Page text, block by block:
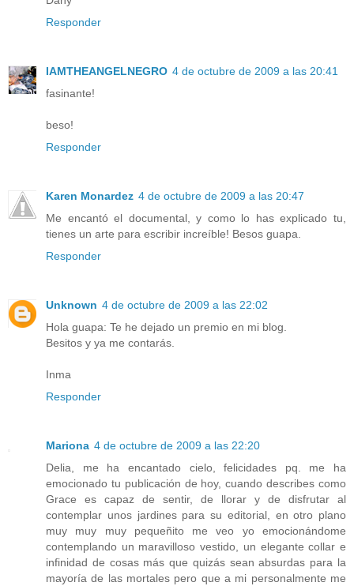
Responder
IAMTHEANGELNEGRO 4 de octubre de 2009 a las 20:41
fasinante!
beso!
Responder
Karen Monardez 4 de octubre de 2009 a las 20:47
Me encantó el documental, y como lo has explicado tu,
tienes un arte para escribir increíble! Besos guapa.
Responder
Unknown 4 de octubre de 2009 a las 22:02
Hola guapa: Te he dejado un premio en mi blog.
Besitos y ya me contarás.
Inma
Responder
Mariona 4 de octubre de 2009 a las 22:20
Delia, me ha encantado cielo, felicidades pq. me ha
emocionado tu publicación de hoy, cuando describes como
Grace es capaz de sentir, de llorar y de disfrutar al
contemplar unos jardines para su editorial, en otro plano
muy muy muy pequeñito me veo yo emocionándome
contemplando un maravilloso vestido, un elegante collar e
infinidad de cosas más que quizás sean absurdas para la
mayoría de las mortales pero que a mi personalmente me